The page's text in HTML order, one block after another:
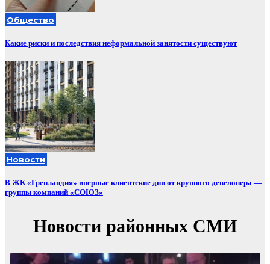
Общество
Какие риски и последствия неформальной занятости существуют
Новости
В ЖК «Гренландия» впервые клиентские дни от крупного девелопера —
группы компаний «СОЮЗ»